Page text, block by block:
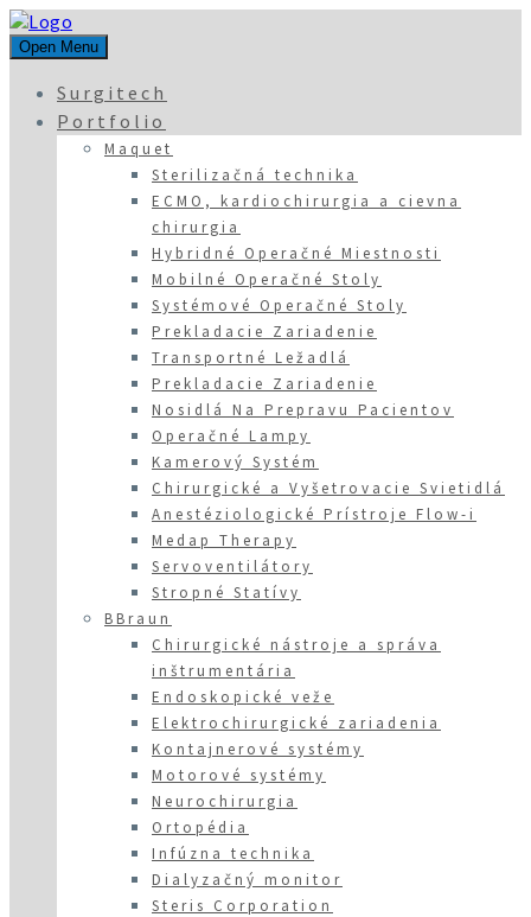
Open Menu
Surgitech
Portfolio
Maquet
Sterilizačná technika
ECMO, kardiochirurgia a cievna
chirurgia
Hybridné Operačné Miestnosti
Mobilné Operačné Stoly
Systémové Operačné Stoly
Prekladacie Zariadenie
Transportné Ležadlá
Prekladacie Zariadenie
Nosidlá Na Prepravu Pacientov
Operačné Lampy
Kamerový Systém
Chirurgické a Vyšetrovacie Svietidlá
Anestéziologické Prístroje Flow-i
Medap Therapy
Servoventilátory
Stropné Statívy
BBraun
Chirurgické nástroje a správa
inštrumentária
Endoskopické veže
Elektrochirurgické zariadenia
Kontajnerové systémy
Motorové systémy
Neurochirurgia
Ortopédia
Infúzna technika
Dialyzačný monitor
Steris Corporation